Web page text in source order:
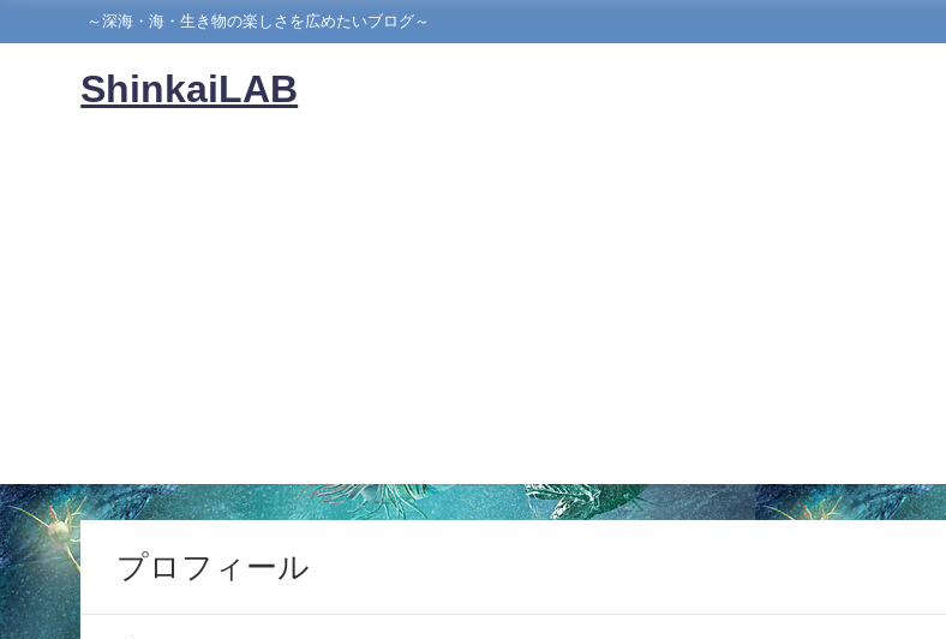
～深海・海・生き物の楽しさを広めたいブログ～
ShinkaiLAB
プロフィール